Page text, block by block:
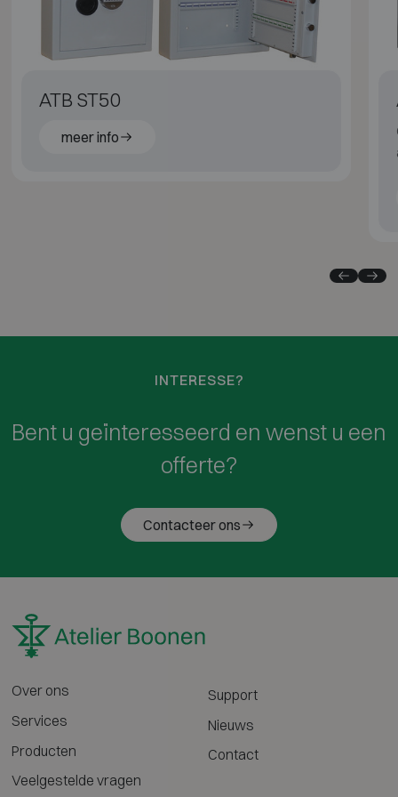
ATB ST50
meer info
INTERESSE?
Bent u geïnteresseerd en wenst u een
offerte?
Contacteer ons
Over ons
Services
Producten
Veelgestelde vragen
Support
Nieuws
Contact